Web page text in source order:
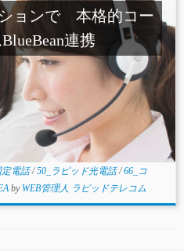
ョンで 本格的コー
連携
定電話/50_ラピッド光電話/66_コ
by WEB管理人 ラピッドテレコム